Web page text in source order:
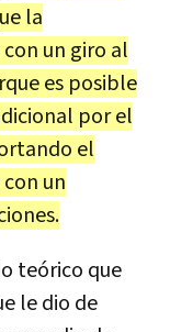
la
un giro al
es posible
por el
el
un
teórico que
le dio de